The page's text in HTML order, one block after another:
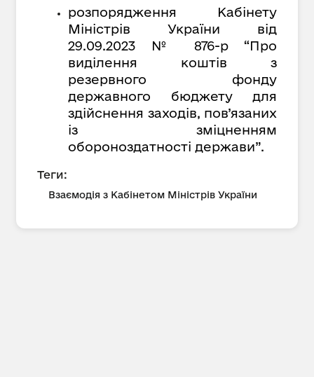
розпорядження Кабінету
Міністрів України від
29.09.2023 № 876-р “Про
виділення коштів з
резервного фонду
державного бюджету для
здійснення заходів, пов’язаних
із зміцненням
обороноздатності держави”.
Теги:
Взаємодія з Кабінетом Міністрів України